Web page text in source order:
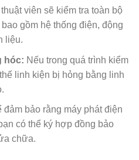
thuật viên sẽ kiểm tra toàn bộ
gồm hệ thống điện, động
liệu.
hóc: Nếu trong quá trình kiểm
linh kiện bị hỏng bằng linh
đảm bảo rằng máy phát điện
có thể ký hợp đồng bảo
chữa.